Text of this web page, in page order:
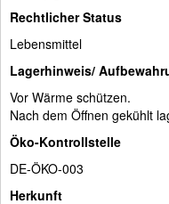
Rechtlicher Status
Lebensmittel
Lagerhinweis/
Vor Wärme schützen.
Nach dem Öffnen gekühlt
Öko-Kontrollstelle
DE-ÖKO-003
Herkunft